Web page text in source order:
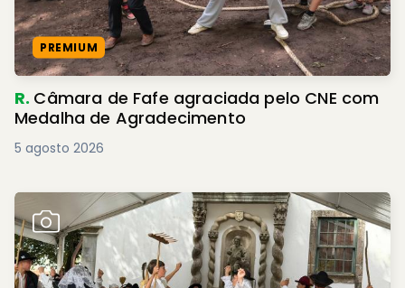
PREMIUM
R. Câmara de Fafe agraciada pelo CNE com
Medalha de Agradecimento
5 agosto 2026